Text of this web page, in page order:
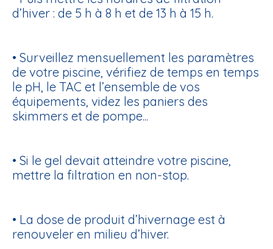
d’hiver : de 5 h à 8 h et de 13 h à 15 h.
• Surveillez mensuellement les paramètres
de votre piscine, vérifiez de temps en temps
le pH, le TAC et l’ensemble de vos
équipements, videz les paniers des
skimmers et de pompe...
• Si le gel devait atteindre votre piscine,
mettre la filtration en non-stop.
• La dose de produit d’hivernage est à
renouveler en milieu d’hiver.